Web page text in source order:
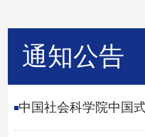
通知公告
中国社会科学院中国